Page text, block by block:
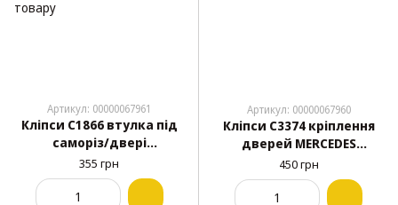
Артикул: 00000067961
Кліпси C1866 втулка під
саморіз/двері
NISSAN,INFINITI(01281-
00111,0128100111,14176) (
уп. 100 шт.)
355 грн
Артикул: 00000067960
Кліпси C3374 кріплення
дверей MERCEDES
(A0009983685) ( уп. 100
шт.)
450 грн